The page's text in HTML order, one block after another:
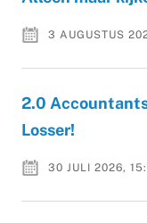
3 AUGUSTUS
2.0
Losser!
30 JULI 2026,